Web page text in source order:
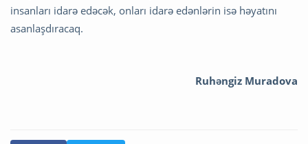
insanları idarə edəcək, onları idarə edənlərin isə həyatını
asanlaşdıracaq.
Ruhəngiz Muradova